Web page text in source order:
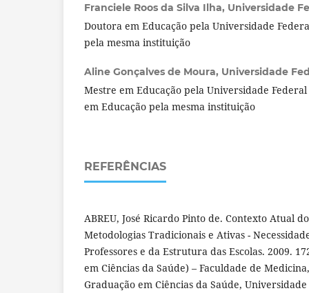
Franciele Roos da Silva Ilha, Universidade
Doutora em Educação pela Universidade
pela mesma instituição
Aline Gonçalves de Moura, Universidade
Mestre em Educação pela Universidade
em Educação pela mesma instituição
REFERÊNCIAS
ABREU, José Ricardo Pinto de. Contexto Atual
Metodologias Tradicionais e Ativas -
Professores e da Estrutura das Escolas. 2009.
em Ciências da Saúde) – Faculdade de
Graduação em Ciências da Saúde,